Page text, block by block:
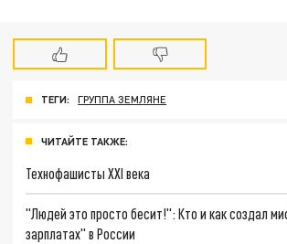
ТЕГИ: ГРУППА ЗЕМЛЯНЕ
ЧИТАЙТЕ ТАКЖЕ:
Технофашисты XXI века
"Людей это просто бесит!": Кто и как создал
зарплатах" в России